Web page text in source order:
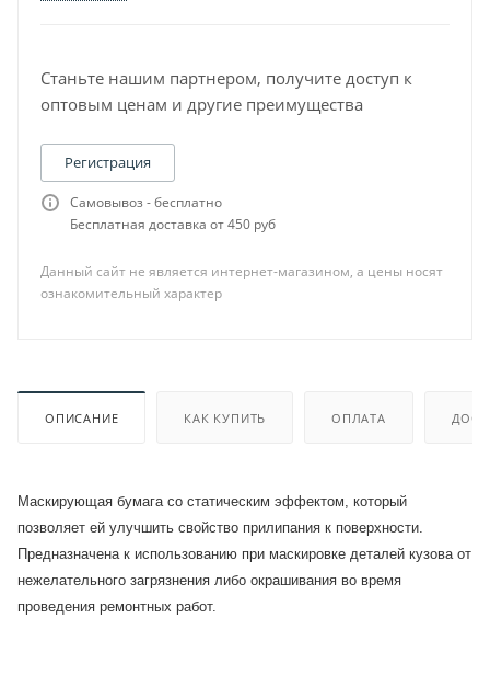
Станьте нашим партнером, получите доступ к
оптовым ценам и другие преимущества
Регистрация
Самовывоз - бесплатно
Бесплатная доставка от 450 руб
Данный сайт не является интернет-магазином, а цены носят
ознакомительный характер
ОПИСАНИЕ КАК КУПИТЬ ОПЛАТА
Маскирующая бумага со статическим эффектом, который
позволяет ей улучшить свойство прилипания к поверхности.
Предназначена к использованию при маскировке деталей кузова от
нежелательного загрязнения либо окрашивания во время
проведения ремонтных работ.